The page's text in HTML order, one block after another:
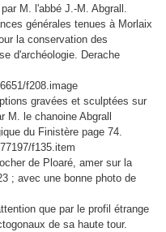
M. l'abbé J.-M. Abgrall.
générales tenues à Morlaix
la conservation des
d'archéologie. Derache
f208.image
gravées et sculptées sur
M. le chanoine Abgrall
du Finistère page 74.
f135.item
de Ploaré, amer sur la
; avec une bonne photo de
que par le profil étrange
de sa haute tour.